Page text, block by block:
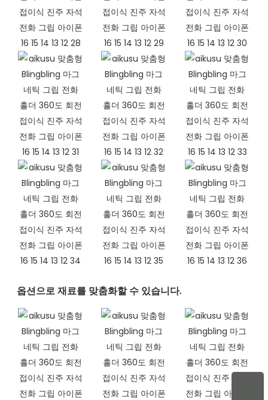
옵션으로 재료를 맞춤화할 수 있습니다.